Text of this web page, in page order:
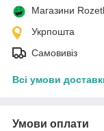
Магазини
Укрпошта
Самовивіз
Всі умови
Умови оплати